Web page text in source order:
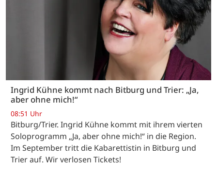
Ingrid Kühne kommt nach Bitburg und Trier: „Ja,
aber ohne mich!“
08:51 Uhr
Bitburg/Trier. Ingrid Kühne kommt mit ihrem vierten
Soloprogramm „Ja, aber ohne mich!“ in die Region.
Im September tritt die Kabarettistin in Bitburg und
Trier auf. Wir verlosen Tickets!